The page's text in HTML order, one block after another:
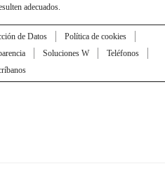
adecuados.
de Datos
Política de cookies
Soluciones W
Teléfonos